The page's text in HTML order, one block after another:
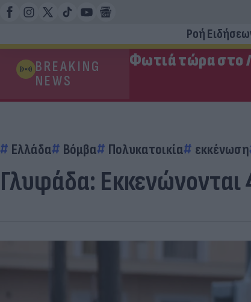
Ροή
BREAKING
NEWS
Φωτιά τώρα στο
Ελλάδα Βόμβα Πολυκατοικία εκκένωση
Γλυφάδα: Εκκενώνονται